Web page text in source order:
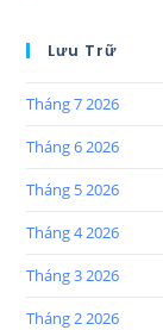
Lưu Trữ
Tháng 7 2026
Tháng 6 2026
Tháng 5 2026
Tháng 4 2026
Tháng 3 2026
Tháng 2 2026